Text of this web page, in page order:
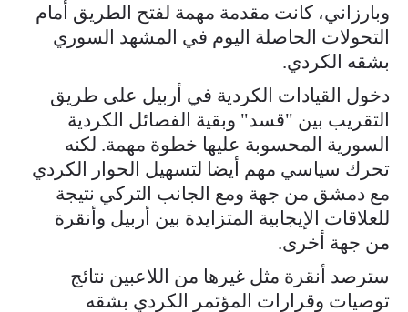
وبارزاني، كانت مقدمة مهمة لفتح الطريق أمام
التحولات الحاصلة اليوم في المشهد السوري
بشقه الكردي.
دخول القيادات الكردية في أربيل على طريق
التقريب بين "قسد" وبقية الفصائل الكردية
السورية المحسوبة عليها خطوة مهمة. لكنه
تحرك سياسي مهم أيضا لتسهيل الحوار الكردي
مع دمشق من جهة ومع الجانب التركي نتيجة
للعلاقات الإيجابية المتزايدة بين أربيل وأنقرة
من جهة أخرى.
سترصد أنقرة مثل غيرها من اللاعبين نتائج
توصيات وقرارات المؤتمر الكردي بشقه